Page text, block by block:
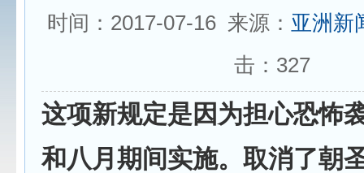
时间：2017-07-16 来源： 亚洲新
击： 327
这项新规定是因为担心恐怖
和八月期间实施。取消了朝